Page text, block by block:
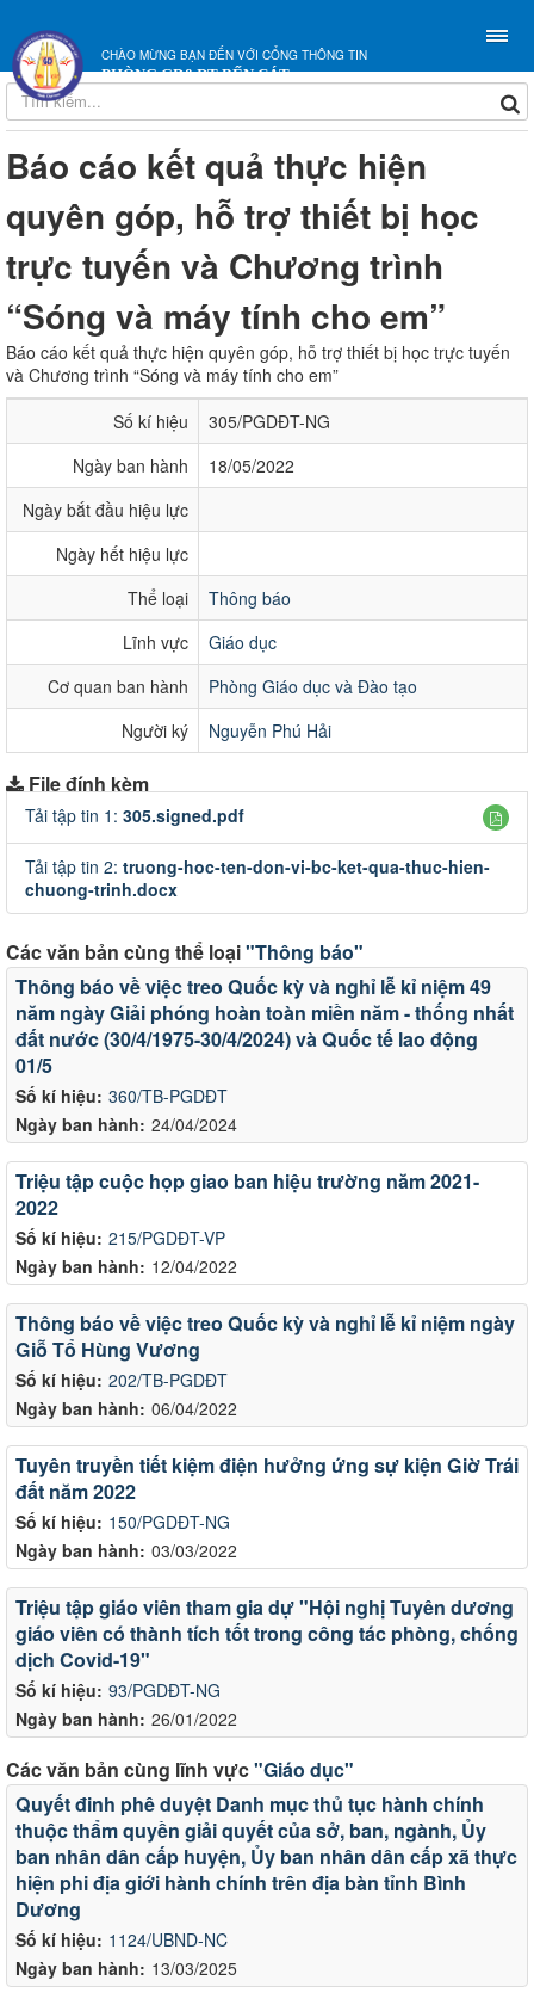
CHÀO MỪNG BẠN ĐẾN VỚI CỔNG THÔNG TIN
PHÒNG GD&ĐT BẾN CÁT
Báo cáo kết quả thực hiện
quyên góp, hỗ trợ thiết bị học
trực tuyến và Chương trình
“Sóng và máy tính cho em”
Báo cáo kết quả thực hiện quyên góp, hỗ trợ thiết bị học trực tuyến
và Chương trình “Sóng và máy tính cho em”
Số kí hiệu
305/PGDĐT-NG
Ngày ban hành
18/05/2022
Ngày bắt đầu hiệu lực
Ngày hết hiệu lực
Thể loại
Thông báo
Lĩnh vực
Giáo dục
Cơ quan ban hành
Phòng Giáo dục và Đào tạo
Người ký
Nguyễn Phú Hải
File đính kèm
Tải tập tin 1: 305.signed.pdf
Tải tập tin 2: truong-hoc-ten-don-vi-bc-ket-qua-thuc-hien-
chuong-trinh.docx
Các văn bản cùng thể loại"Thông báo"
Số kí hiệu: 360/TB-PGDĐT
Ngày ban hành: 24/04/2024
Thông báo về việc treo Quốc kỳ và nghỉ lễ kỉ niệm 49
năm ngày Giải phóng hoàn toàn miền năm - thống nhất
đất nước (30/4/1975-30/4/2024) và Quốc tế lao động
01/5
Số kí hiệu: 215/PGDĐT-VP
Ngày ban hành: 12/04/2022
Triệu tập cuộc họp giao ban hiệu trường năm 2021-
2022
Số kí hiệu: 202/TB-PGDĐT
Ngày ban hành: 06/04/2022
Thông báo về việc treo Quốc kỳ và nghỉ lễ kỉ niệm ngày
Giỗ Tổ Hùng Vương
Số kí hiệu: 150/PGDĐT-NG
Ngày ban hành: 03/03/2022
Tuyên truyền tiết kiệm điện hưởng ứng sự kiện Giờ Trái
đất năm 2022
Số kí hiệu: 93/PGDĐT-NG
Ngày ban hành: 26/01/2022
Triệu tập giáo viên tham gia dự "Hội nghị Tuyên dương
giáo viên có thành tích tốt trong công tác phòng, chống
dịch Covid-19"
Các văn bản cùng lĩnh vực"Giáo dục"
Số kí hiệu: 1124/UBND-NC
Ngày ban hành: 13/03/2025
Quyết đinh phê duyệt Danh mục thủ tục hành chính
thuộc thẩm quyền giải quyết của sở, ban, ngành, Ủy
ban nhân dân cấp huyện, Ủy ban nhân dân cấp xã thực
hiện phi địa giới hành chính trên địa bàn tỉnh Bình
Dương